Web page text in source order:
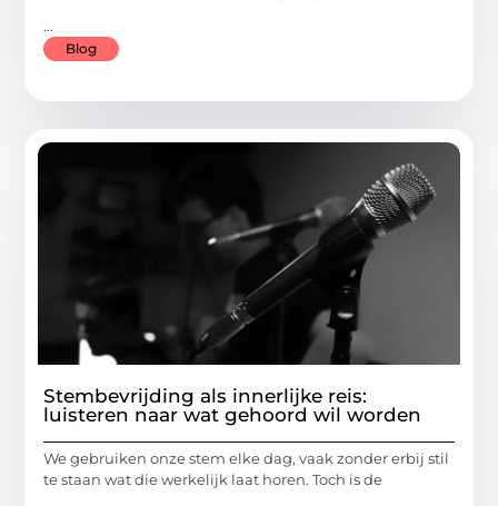
...
Blog
Stembevrijding als innerlijke reis:
luisteren naar wat gehoord wil worden
We gebruiken onze stem elke dag, vaak zonder erbij stil
te staan wat die werkelijk laat horen. Toch is de